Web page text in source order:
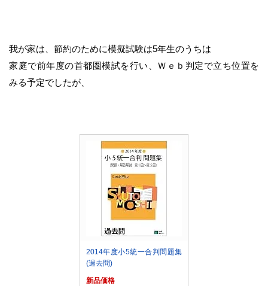
我が家は、節約のために模擬試験は5年生のうちは
家庭で前年度の首都圏模試を行い、Ｗｅｂ判定で立ち位置を
みる予定でしたが、
2014年度小5統一合判問題集
(過去問)
新品価格